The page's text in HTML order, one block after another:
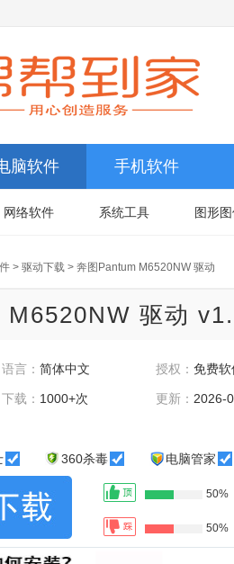
脑软件 手机软件
网络软件 系统工具 图形
> 驱动下载 > 奔图Pantum M6520NW 驱动
M6520NW 驱动
语言： 简体中文 授权：免费软
下载： 1000+次 更新： 2026-
360杀毒 电脑管家
50%
50%